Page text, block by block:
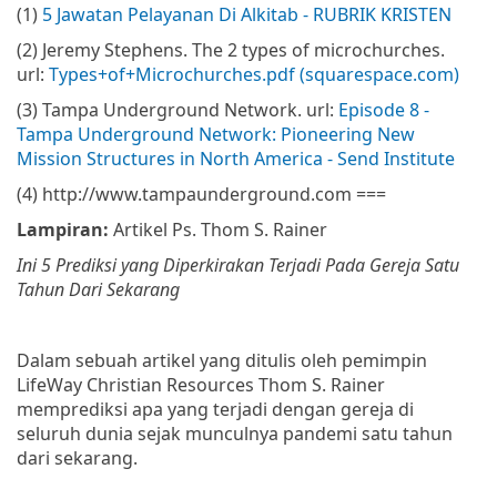
(1) 5 Jawatan Pelayanan Di Alkitab - RUBRIK KRISTEN
(2) Jeremy Stephens. The 2 types of microchurches.
url: Types+of+Microchurches.pdf (squarespace.com)
(3) Tampa Underground Network. url: Episode 8 -
Tampa Underground Network: Pioneering New
Mission Structures in North America - Send Institute
(4) http://www.tampaunderground.com ===
Lampiran: Artikel Ps. Thom S. Rainer
Ini 5 Prediksi yang Diperkirakan Terjadi Pada Gereja Satu
Tahun Dari Sekarang
Dalam sebuah artikel yang ditulis oleh pemimpin
LifeWay Christian Resources Thom S. Rainer
memprediksi apa yang terjadi dengan gereja di
seluruh dunia sejak munculnya pandemi satu tahun
dari sekarang.